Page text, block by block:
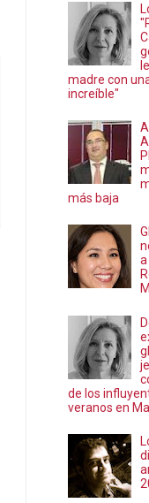
madre con
increíble"
más baja
de los
veranos en